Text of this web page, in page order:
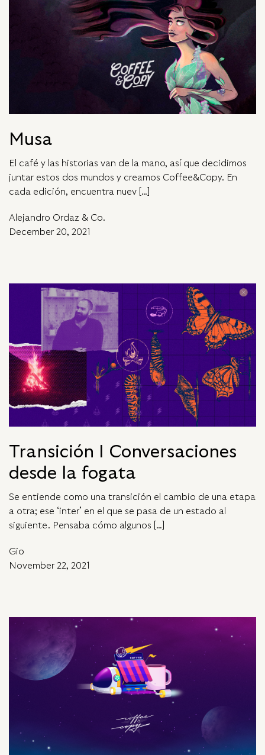
Musa
El café y las historias van de la mano, así que decidimos
juntar estos dos mundos y creamos Coffee&Copy. En
cada edición, encuentra nuev […]
Alejandro Ordaz & Co.
December 20, 2021
Transición I Conversaciones
desde la fogata
Se entiende como una transición el cambio de una etapa
a otra; ese ‘inter’ en el que se pasa de un estado al
siguiente. Pensaba cómo algunos […]
Gio
November 22, 2021